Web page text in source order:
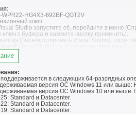
WPR22-HG4X3-692BF-QGT2V
ключ.
Studio запустите её, перейдите в меню
ключ с буфера и нажмите кнопку применить).
[Зарегистрировать Visual Studio], тогда
в следующих 64-разрядных
версия ОС Windows 11 или выше:
версия ОС Windows 10 или выше:
Standard и Datacenter.
Standard и Datacenter.
Standard и Datacenter.